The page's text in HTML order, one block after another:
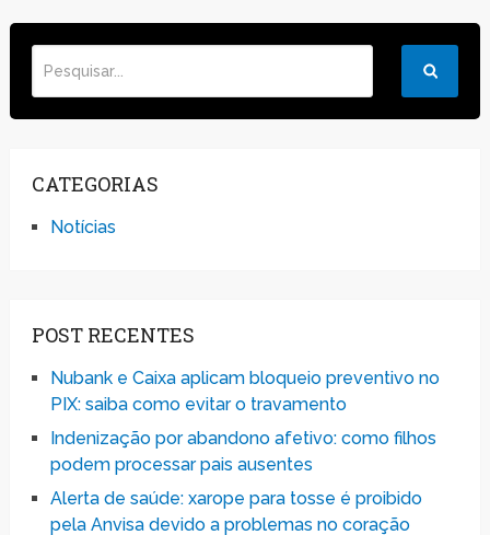
CATEGORIAS
Notícias
POST RECENTES
Nubank e Caixa aplicam bloqueio preventivo no
PIX: saiba como evitar o travamento
Indenização por abandono afetivo: como filhos
podem processar pais ausentes
Alerta de saúde: xarope para tosse é proibido
pela Anvisa devido a problemas no coração